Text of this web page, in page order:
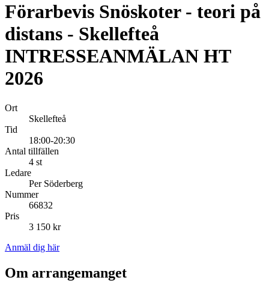
Förarbevis Snöskoter - teori på
distans - Skellefteå
INTRESSEANMÄLAN HT
2026
Ort
Skellefteå
Tid
18:00-20:30
Antal tillfällen
4 st
Ledare
Per Söderberg
Nummer
66832
Pris
3 150 kr
Anmäl dig här
Om arrangemanget